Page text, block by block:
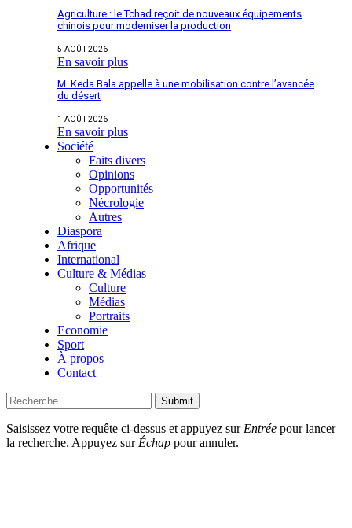
Agriculture : le Tchad reçoit de nouveaux équipements
chinois pour moderniser la production
5 AOÛT 2026
En savoir plus
M. Keda Bala appelle à une mobilisation contre l’avancée
du désert
1 AOÛT 2026
En savoir plus
Société
Faits divers
Opinions
Opportunités
Nécrologie
Autres
Diaspora
Afrique
International
Culture & Médias
Culture
Médias
Portraits
Economie
Sport
À propos
Contact
Submit
Saisissez votre requête ci-dessus et appuyez sur Entrée pour lancer
la recherche. Appuyez sur Échap pour annuler.